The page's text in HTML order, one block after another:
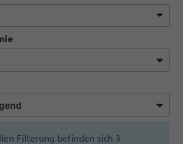
Filterung befinden sich 3